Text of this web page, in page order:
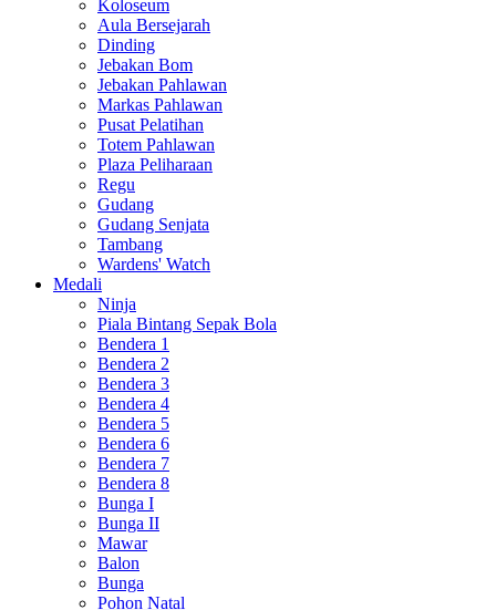
Koloseum
Aula Bersejarah
Dinding
Jebakan Bom
Jebakan Pahlawan
Markas Pahlawan
Pusat Pelatihan
Totem Pahlawan
Plaza Peliharaan
Regu
Gudang
Gudang Senjata
Tambang
Wardens' Watch
Medali
Ninja
Piala Bintang Sepak Bola
Bendera 1
Bendera 2
Bendera 3
Bendera 4
Bendera 5
Bendera 6
Bendera 7
Bendera 8
Bunga I
Bunga II
Mawar
Balon
Bunga
Pohon Natal